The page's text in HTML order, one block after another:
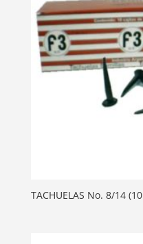
TACHUELAS No. 8/14